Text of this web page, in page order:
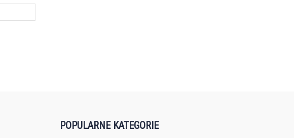
POPULARNE KATEGORIE